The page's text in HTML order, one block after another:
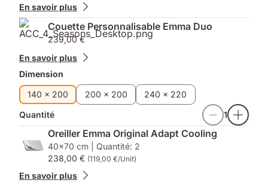
En savoir plus
Couette Personnalisable Emma Duo
239,00 €
En savoir plus
Dimension
140 x 200
200 x 200
240 x 220
Quantité
1
Oreiller Emma Original Adapt Cooling
40x70 cm | Quantité: 2
238,00 € (119,00 €/Unit)
En savoir plus